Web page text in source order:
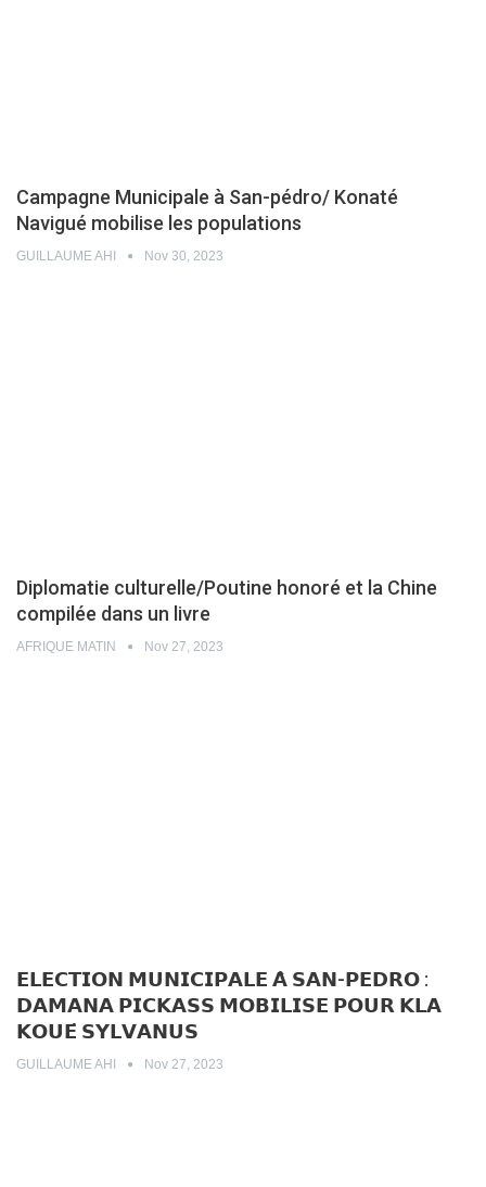
Campagne Municipale à San-pédro/ Konaté
Navigué mobilise les populations
GUILLAUME AHI Nov 30, 2023
Diplomatie culturelle/Poutine honoré et la Chine
compilée dans un livre
AFRIQUE MATIN Nov 27, 2023
𝗘𝗟𝗘𝗖𝗧𝗜𝗢𝗡 𝗠𝗨𝗡𝗜𝗖𝗜𝗣𝗔𝗟𝗘 𝗔̀ 𝗦𝗔𝗡-𝗣𝗘𝗗𝗥𝗢 :
𝗗𝗔𝗠𝗔𝗡𝗔 𝗣𝗜𝗖𝗞𝗔𝗦𝗦 𝗠𝗢𝗕𝗜𝗟𝗜𝗦𝗘 𝗣𝗢𝗨𝗥 𝗞𝗟𝗔
𝗞𝗢𝗨𝗘́ 𝗦𝗬𝗟𝗩𝗔𝗡𝗨𝗦
GUILLAUME AHI Nov 27, 2023